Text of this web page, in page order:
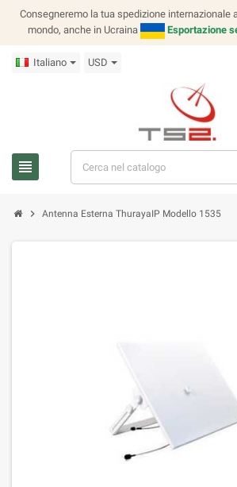
Consegneremo la tua spedizione internazionale
mondo, anche in Ucraina
Esportazione
Italiano USD
view_headline
chevron_right Antenna Esterna ThurayaIP Modello 1535